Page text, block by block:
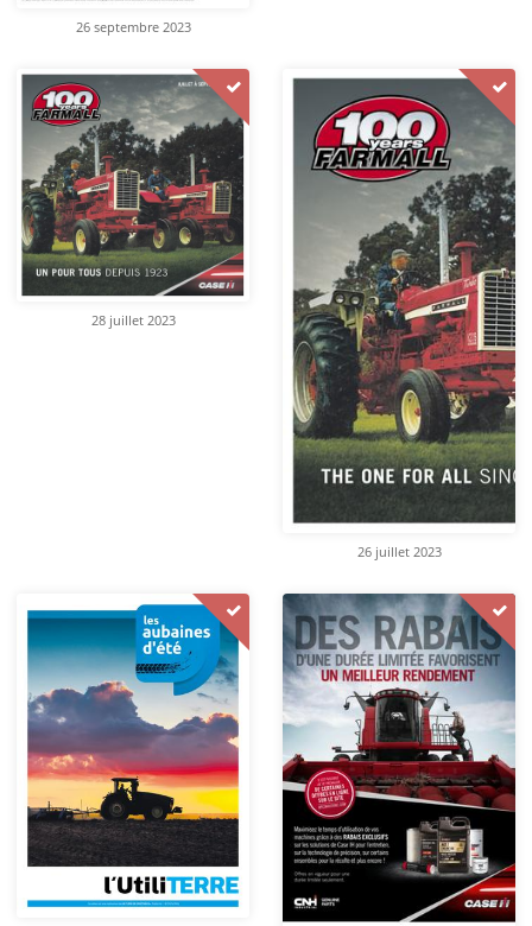
26 septembre 2023
28 juillet 2023
26 juillet 2023